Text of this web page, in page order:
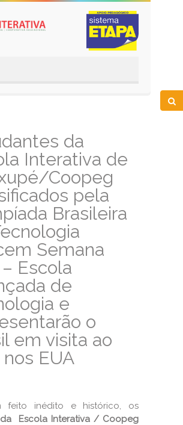
da
Interativa de
Coopeg
pela
Brasileira
Semana
– Escola
de
e
o
em visita ao
nos EUA
feito inédito e histórico, os
Escola Interativa / Coopeg